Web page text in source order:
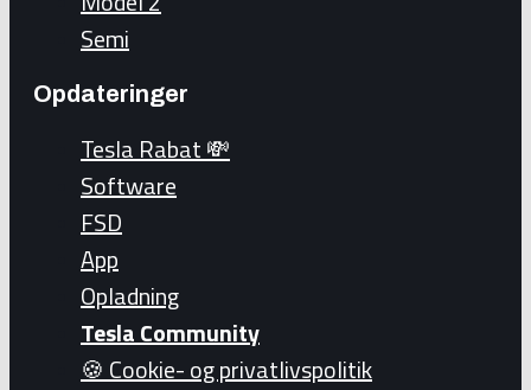
Semi
Opdateringer
Tesla Rabat 💸
Software
FSD
App
Opladning
Tesla Community
🍪 Cookie- og privatlivspolitik